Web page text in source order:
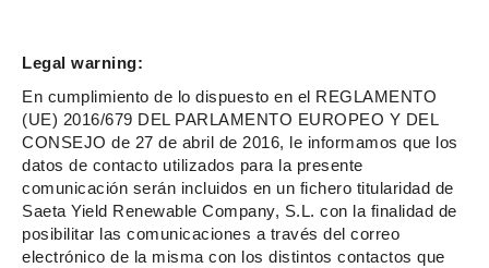
Legal warning:
En cumplimiento de lo dispuesto en el REGLAMENTO
(UE) 2016/679 DEL PARLAMENTO EUROPEO Y DEL
CONSEJO de 27 de abril de 2016, le informamos que los
datos de contacto utilizados para la presente
comunicación serán incluidos en un fichero titularidad de
Saeta Yield Renewable Company, S.L. con la finalidad de
posibilitar las comunicaciones a través del correo
electrónico de la misma con los distintos contactos que